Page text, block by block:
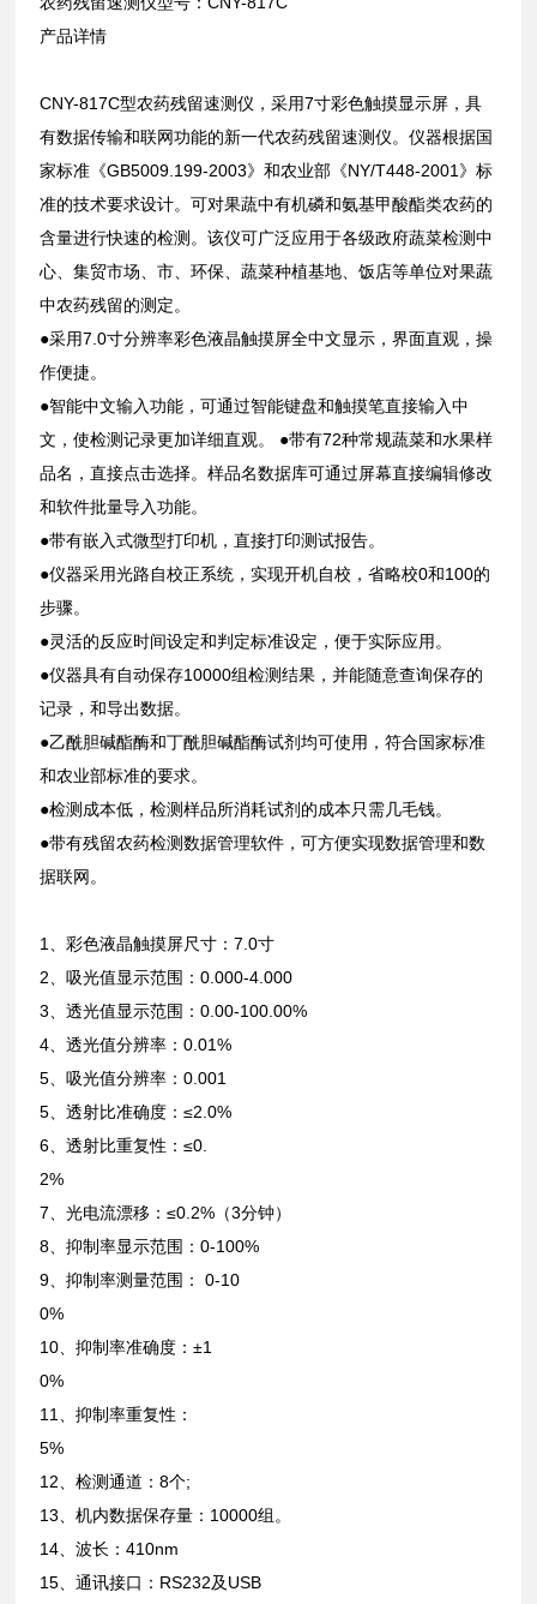
产品详情
CNY-817C型农药残留速测仪，采用7寸彩色触摸显示屏，具
有数据传输和联网功能的新一代农药残留速测仪。仪器根据国
家标准《GB5009.199-2003》和农业部《NY/T448-2001》标
准的技术要求设计。可对果蔬中有机磷和氨基甲酸酯类农药的
含量进行快速的检测。该仪可广泛应用于各级政府蔬菜检测中
心、集贸市场、市、环保、蔬菜种植基地、饭店等单位对果蔬
中农药残留的测定。
●采用7.0寸分辨率彩色液晶触摸屏全中文显示，界面直观，操
作便捷。
●智能中文输入功能，可通过智能键盘和触摸笔直接输入中
文，使检测记录更加详细直观。 ●带有72种常规蔬菜和水果样
品名，直接点击选择。样品名数据库可通过屏幕直接编辑修改
和软件批量导入功能。
●带有嵌入式微型打印机，直接打印测试报告。
●仪器采用光路自校正系统，实现开机自校，省略校0和100的
步骤。
●灵活的反应时间设定和判定标准设定，便于实际应用。
●仪器具有自动保存10000组检测结果，并能随意查询保存的
记录，和导出数据。
●乙酰胆碱酯酶和丁酰胆碱酯酶试剂均可使用，符合国家标准
和农业部标准的要求。
●检测成本低，检测样品所消耗试剂的成本只需几毛钱。
●带有残留农药检测数据管理软件，可方便实现数据管理和数
据联网。
1、彩色液晶触摸屏尺寸：7.0寸
2、吸光值显示范围：0.000-4.000
3、透光值显示范围：0.00-100.00%
4、透光值分辨率：0.01%
5、吸光值分辨率：0.001
5、透射比准确度：≤2.0%
6、透射比重复性：≤0.
2%
7、光电流漂移：≤0.2%（3分钟）
8、抑制率显示范围：0-100%
9、抑制率测量范围： 0-10
0%
10、抑制率准确度：±1
0%
11、抑制率重复性：
5%
12、检测通道：8个;
13、机内数据保存量：10000组。
14、波长：410nm
15、通讯接口：RS232及USB